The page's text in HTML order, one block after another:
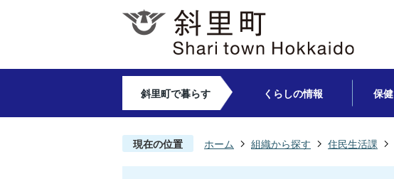
斜里町で暮らす くらしの情報 保
現在の位置 ホーム 組織から探す 住民生活課